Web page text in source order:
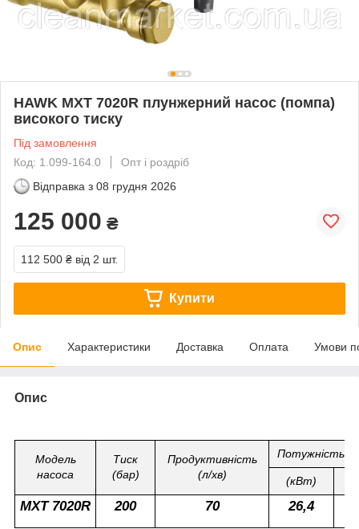
HAWK MXT 7020R плунжерний насос (помпа)
високого тиску
Під замовлення
Код: 1.099-164.0
Опт і роздріб
Відправка з 08 грудня 2026
125 000 ₴
112 500 ₴ від 2 шт.
Купити
Опис Характеристики Доставка Оплата Умови
Опис
Модель
насоса
Тиск
(бар)
Продуктивність
(л/хв)
Потужність
(кВт)
MXT 7020R 200 70 26,4